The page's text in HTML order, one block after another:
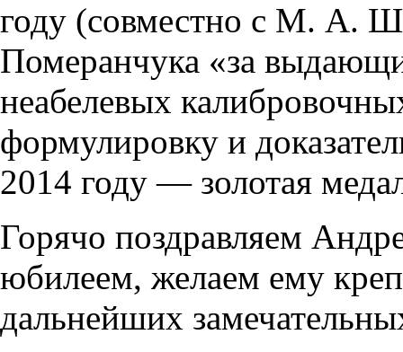
году (совместно с М. А.
Померанчука «за
неабелевых
формулировку и
2014 году — золотая
Горячо поздравляем
юбилеем, желаем ему
дальнейших